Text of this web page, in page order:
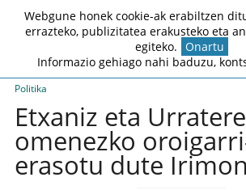
Politika
Etxaniz eta
omenezko
erasotu dute Irimon
Webgune honek cookie-ak erabiltzen
errazteko, publizitatea erakusteko eta
egiteko. Onartu
Informazio gehiago nahi baduzu,